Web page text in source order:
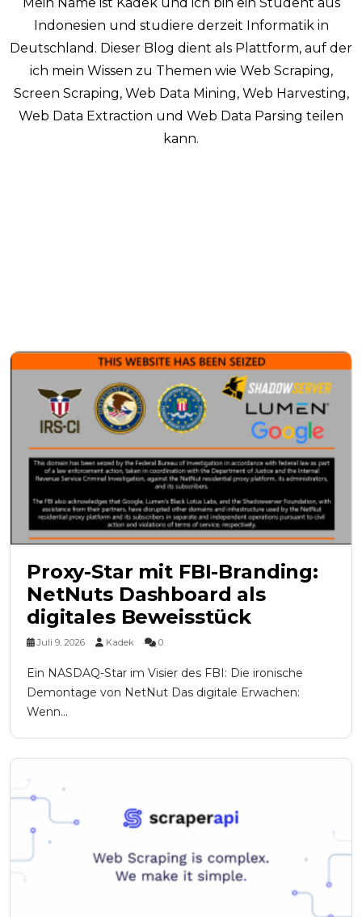
Indonesien und studiere derzeit Informatik in
Deutschland. Dieser Blog dient als Plattform, auf der
ich mein Wissen zu Themen wie Web Scraping,
Screen Scraping, Web Data Mining, Web Harvesting,
Web Data Extraction und Web Data Parsing teilen
kann.
Proxy-Star mit FBI-Branding:
NetNuts Dashboard als
digitales Beweisstück
Juli 9, 2026 Kadek 0
Ein NASDAQ-Star im Visier des FBI: Die ironische
Demontage von NetNut Das digitale Erwachen:
Wenn...